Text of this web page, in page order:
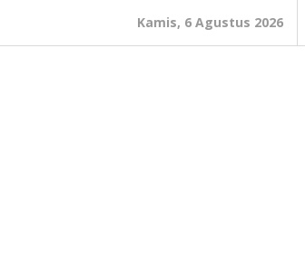
Kamis, 6 Agustus 2026